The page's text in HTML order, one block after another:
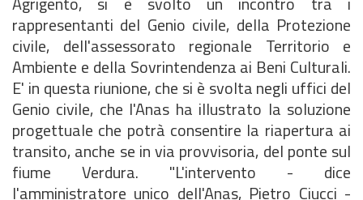
rappresentanti del Genio civile, della Protezione
civile, dell'assessorato regionale Territorio e
Ambiente e della Sovrintendenza ai Beni Culturali.
E' in questa riunione, che si è svolta negli uffici del
Genio civile, che l'Anas ha illustrato la soluzione
progettuale che potrà consentire la riapertura ai
transito, anche se in via provvisoria, del ponte sul
fiume Verdura. "L'intervento - dice
l'amministratore unico dell'Anas, Pietro Ciucci -